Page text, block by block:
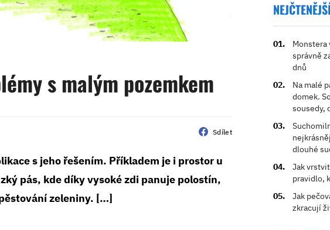
s malým pozemkem
Sdílet
s jeho řešením. Příkladem je i prostor u
pás, kde díky vysoké zdi panuje polostín,
zeleniny. […]
NEJČTENĚJŠÍ
Monstera
správně
dnů
Na malé
domek.
sousedy,
dlouhé
Jak
pravidlo,
Jak
zkracují